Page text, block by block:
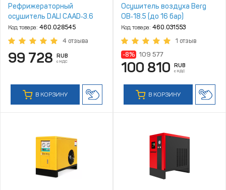
Рефрижераторный
осушитель DALI CAAD‑3.6
Код товара: 460.028545
4 отзыва
99 728 RUB
с НДС
В КОРЗИНУ
Осушитель воздуха Berg
ОВ‑18.5 (до 16 бар)
Код товара: 460.031553
1 отзыв
-8% 109 577
100 810 RUB
с НДС
В КОРЗИНУ